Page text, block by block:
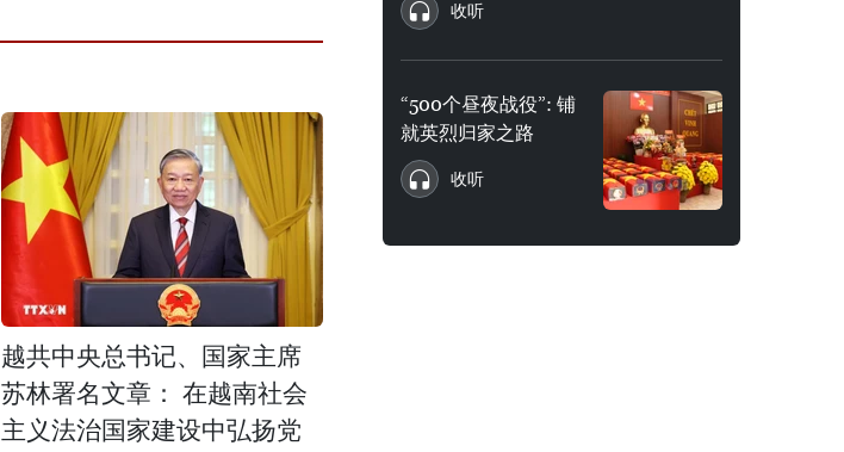
越共中央总书记、国家主席
苏林署名文章： 在越南社会
主义法治国家建设中弘扬党
收听
“500个昼夜战役”: 铺
就英烈归家之路
收听